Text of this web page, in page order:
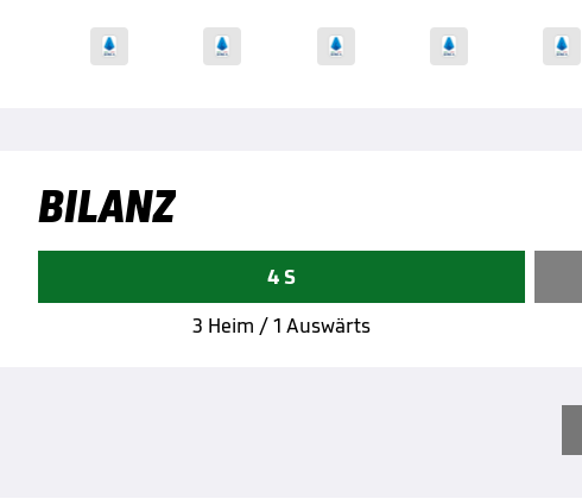
BILANZ
4 S
3 Heim / 1 Auswärts